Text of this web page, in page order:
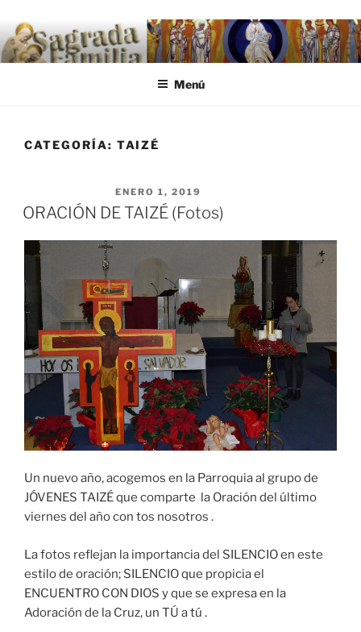
.
Menú
CATEGORÍA: TAIZÉ
ENERO 1, 2019
ORACIÓN DE TAIZÉ (Fotos)
Un nuevo año, acogemos en la Parroquia al grupo de
JÓVENES TAIZÉ que comparte la Oración del último
viernes del año con tos nosotros .
La fotos reflejan la importancia del SILENCIO en este
estilo de oración; SILENCIO que propicia el
ENCUENTRO CON DIOS y que se expresa en la
Adoración de la Cruz, un TÚ a tú .